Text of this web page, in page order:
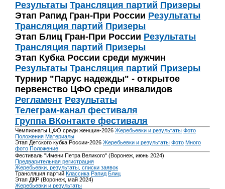
Результаты Трансляция партий Призеры
Этап Рапид Гран-При России Результаты
Трансляция партий Призеры
Этап Блиц Гран-При России Результаты
Трансляция партий Призеры
Этап Кубка России среди мужчин
Результаты Трансляция партий Призеры
Турнир "Парус надежды" - открытое
первенство ЦФО среди инвалидов
Регламент Результаты
Телеграм-канал фестиваля
Группа ВКонтакте фестиваля
Чемпионаты ЦФО среди женщин-2026 Жеребьевки и результаты Фото
Положения Материалы
Этап Детского кубка России-2026 Жеребьевки и результаты Фото Много
фото Положение
Фестиваль "Имени Петра Великого" (Воронеж, июнь 2024)
Предварительная регистрация
Жеребьевки, результаты, списки заявок
Трансляция партий Классика Рапид Блиц
Этап ДКР (Воронеж, май 2024)
Жеребьевки и результаты